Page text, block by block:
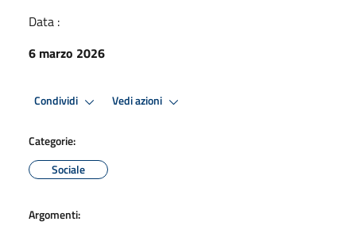
Data :
6 marzo 2026
Condividi Vedi azioni
Categorie:
Sociale
Argomenti: